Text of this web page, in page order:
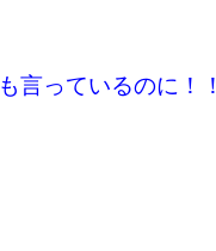
言っているのに！！